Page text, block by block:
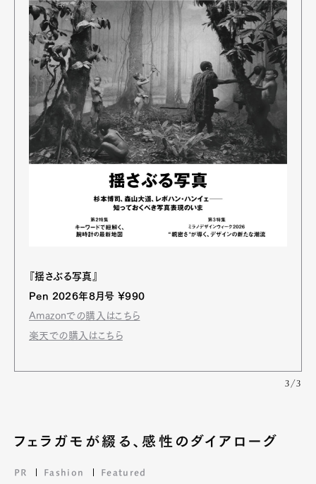
『揺さぶる写真』
Pen 2026年8月号 ¥990
Amazonでの購入はこちら
楽天での購入はこちら
3/3
フェラガモが綴る、感性のダイアローグ
PR Fashion Featured